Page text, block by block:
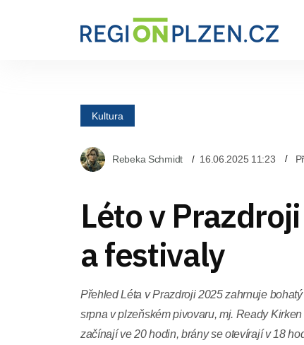
Kultura
Rebeka Schmidt 16.06.2025 11:23
Léto v
a festivaly
Přehled Léta v Prazdroji 2025 zahrnuje
srpna v plzeňském pivovaru, mj. Ready
začínají ve 20 hodin, brány se otevírají v 18